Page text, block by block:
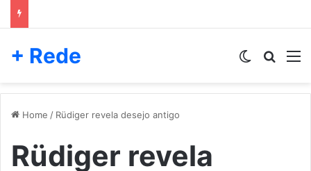
+ Rede Switch skin
Home / Rüdiger revela desejo antigo
Rüdiger revela